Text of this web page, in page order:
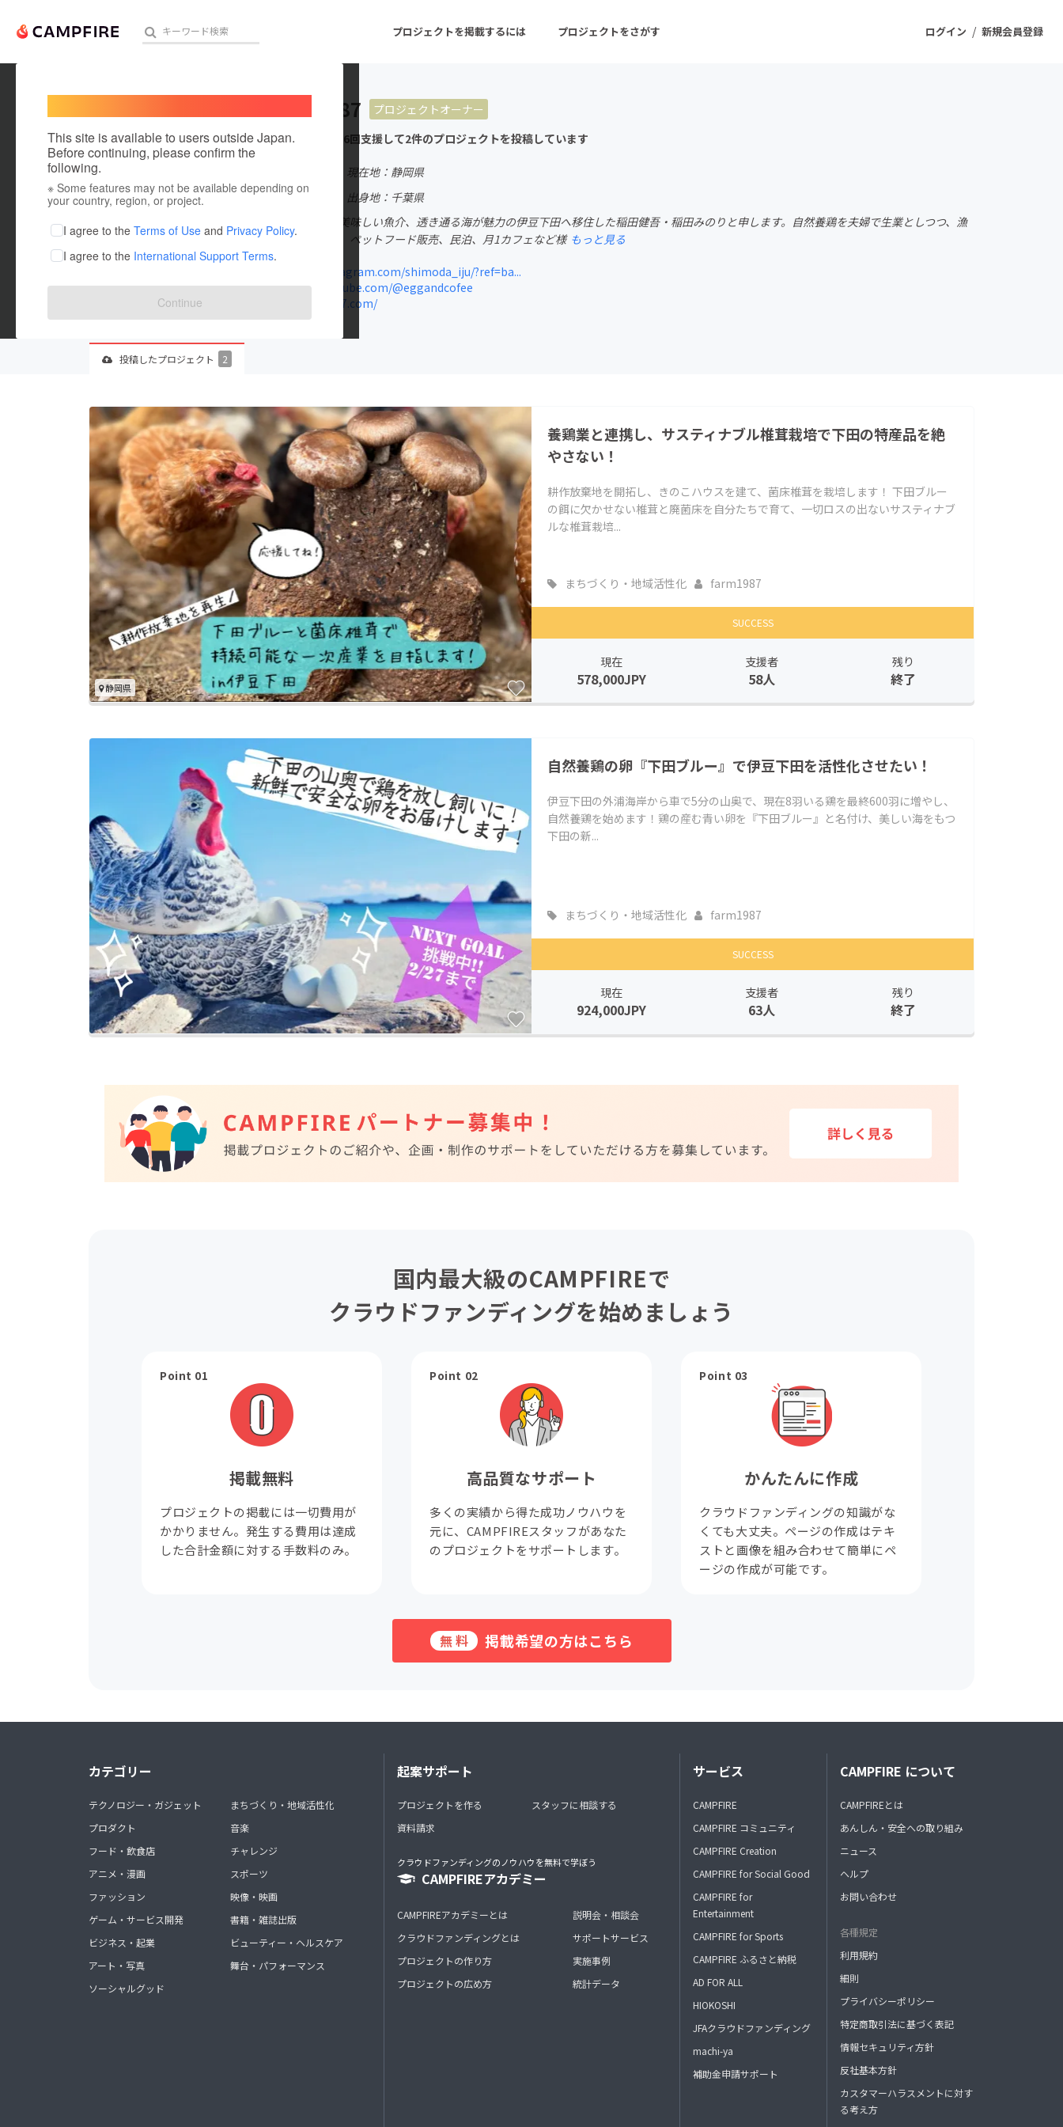
ログイン / 新規会員登録
プロジェクトを掲載するには プロジェクトをさがす
人気のプロジェクト 注目のリターン 注目の新着プロジェクト
アート・写真 音楽
テクノロジー・ガジェット
ゲーム・サービス開発 フード・飲食店
ファッション
映像・映画
ビジネス・起業
チャレンジ
まちづくり・地域活性化
CAMPFIREふるさと納税
This site is available to users outside Japan.
Before continuing, please confirm the
following.
※ Some features may not be available depending on
your country, region, or project.
I agree to the Terms of Use and Privacy Policy.
I agree to the International Support Terms.
Continue
farm1987
プロジェクトオーナー
これまでに6回支援して2件のプロジェクトを投稿しています
現在地：静岡県
出身国：日本
出身地：千葉県
温暖な気候、美味しい魚介、透き通る海が魅力の伊豆下田へ移住した稲田健吾・稲田みのりと申します。自然養鶏を夫婦で生業としつつ、漁
業や珈琲焙煎、ペットフード販売、民泊、月1カフェなど様 もっと見る
www.instagram.com/shimoda_iju/?ref=ba...
www.youtube.com/@eggandcofee
farm-1987.com/
投稿したプロジェクト 2
静岡県
養鶏業と連携し、サスティナブル椎茸栽培で下田の特産品を絶
やさない！
耕作放棄地を開拓し、きのこハウスを建て、菌床椎茸を栽培します！ 下田ブルー
の餌に欠かせない椎茸と廃菌床を自分たちで育て、一切ロスの出ないサスティナブ
ルな椎茸栽培...
まちづくり・地域活性化 farm1987
SUCCESS
現在
578,000JPY
支援者
58人
残り
終了
自然養鶏の卵『下田ブルー』で伊豆下田を活性化させたい！
伊豆下田の外浦海岸から車で5分の山奥で、現在8羽いる鶏を最終600羽に増やし、
自然養鶏を始めます！鶏の産む青い卵を『下田ブルー』と名付け、美しい海をもつ
下田の新...
まちづくり・地域活性化 farm1987
SUCCESS
現在
924,000JPY
支援者
63人
残り
終了
国内最大級のCAMPFIREで
クラウドファンディングを始めましょう
Point 01
掲載無料
プロジェクトの掲載には一切費用が
かかりません。発生する費用は達成
した合計金額に対する手数料のみ。
Point 02
高品質なサポート
多くの実績から得た成功ノウハウを
元に、CAMPFIREスタッフがあなた
のプロジェクトをサポートします。
Point 03
かんたんに作成
クラウドファンディングの知識がな
くても大丈夫。ページの作成はテキ
ストと画像を組み合わせて簡単にペ
ージの作成が可能です。
無料 掲載希望の方はこちら
カテゴリー
テクノロジー・ガジェット
プロダクト
フード・飲食店
アニメ・漫画
ファッション
ゲーム・サービス開発
ビジネス・起業
アート・写真
ソーシャルグッド
まちづくり・地域活性化
音楽
チャレンジ
スポーツ
映像・映画
書籍・雑誌出版
ビューティー・ヘルスケア
舞台・パフォーマンス
起案サポート
プロジェクトを作る
資料請求
スタッフに相談する
クラウドファンディングのノウハウを無料で学ぼう
CAMPFIREアカデミー
CAMPFIREアカデミーとは
クラウドファンディングとは
プロジェクトの作り方
プロジェクトの広め方
説明会・相談会
サポートサービス
実施事例
統計データ
サービス
CAMPFIRE
CAMPFIRE コミュニティ
CAMPFIRE Creation
CAMPFIRE for Social Good
CAMPFIRE for
Entertainment
CAMPFIRE for Sports
CAMPFIRE ふるさと納税
AD FOR ALL
HIOKOSHI
JFAクラウドファンディング
machi-ya
補助金申請サポート
CAMPFIRE について
CAMPFIREとは
あんしん・安全への取り組み
ニュース
ヘルプ
お問い合わせ
各種規定
利用規約
細則
プライバシーポリシー
特定商取引法に基づく表記
情報セキュリティ方針
反社基本方針
カスタマーハラスメントに対す
る考え方